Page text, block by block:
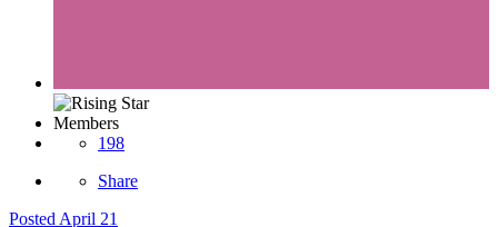
Members
198
Share
Posted April 21